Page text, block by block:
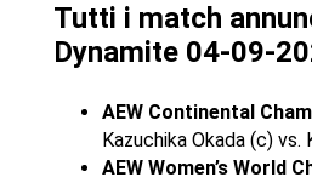
Tutti i match
Dynamite 04-09-
AEW Continental
Kazuchika Okada (c)
AEW Women’s World